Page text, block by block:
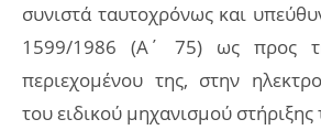
συνιστά ταυτοχρόνως και
1599/1986 (Α΄ 75) ως προς
περιεχομένου της, στην
του ειδικού μηχανισμού